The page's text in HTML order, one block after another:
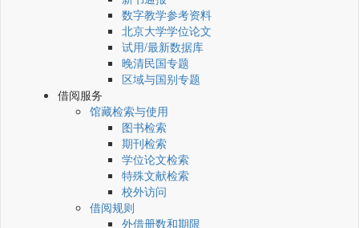
数字教学参考资料
北京大学学位论文
试用/最新数据库
晚清民国专题
区域与国别专题
借阅服务
馆藏检索与使用
图书检索
期刊检索
学位论文检索
特殊文献检索
校外访问
借阅规则
外借册数和期限